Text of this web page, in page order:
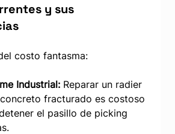
y sus
costo fantasma:
Industrial: Reparar un radier
fracturado es costoso
el pasillo de picking